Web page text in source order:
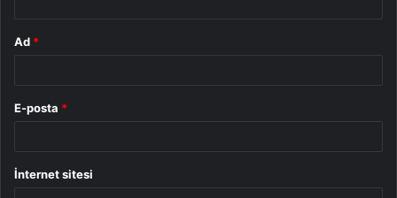
Ad *
E-posta *
İnternet sitesi